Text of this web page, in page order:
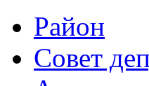
Район
Совет